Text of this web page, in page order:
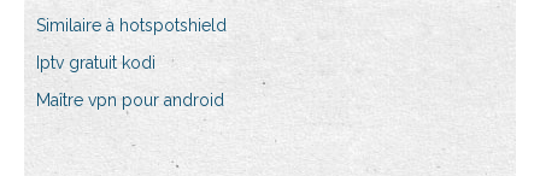
Similaire à hotspotshield
Iptv gratuit kodi
Maître vpn pour android